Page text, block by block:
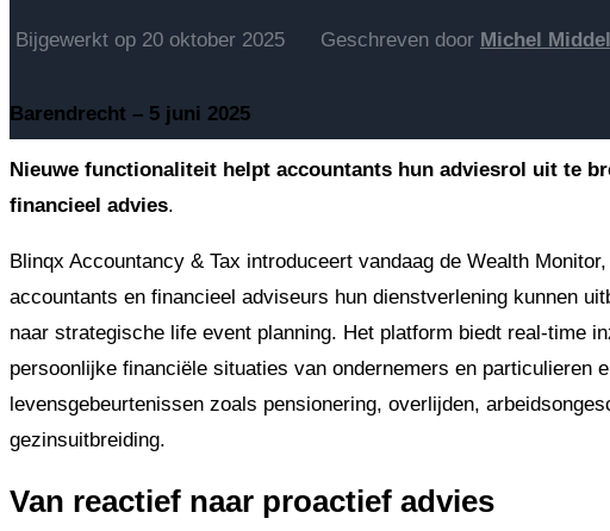
Bijgewerkt op 20 oktober 2025 Geschreven door Michel
Barendrecht – 5 juni 2025
Nieuwe functionaliteit helpt accountants hun adviesrol uit te
financieel advies.
Blinqx Accountancy & Tax introduceert vandaag de Wealth
accountants en financieel adviseurs hun dienstverlening kunnen
naar strategische life event planning. Het platform biedt real-time
persoonlijke financiële situaties van ondernemers en particulieren
levensgebeurtenissen zoals pensionering, overlijden,
gezinsuitbreiding.
Van reactief naar proactief advies